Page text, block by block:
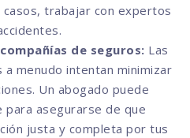
trabajar con expertos
de seguros: Las
menudo intentan minimizar
Un abogado puede
para asegurarse de que
justa y completa por tus